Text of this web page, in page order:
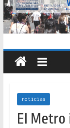
crítica de las
Criterios
Red de
Santiago : un
noticias
El Metro